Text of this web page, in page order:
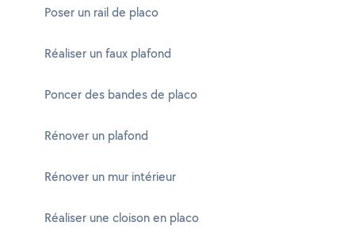
Poser un rail de placo
Réaliser un faux plafond
Poncer des bandes de placo
Rénover un plafond
Rénover un mur intérieur
Réaliser une cloison en placo